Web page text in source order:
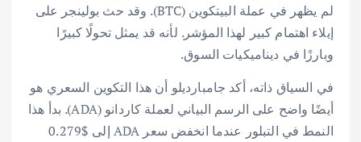
لم يظهر في عملة البيتكوين (BTC). وقد حث بولينجر على
إيلاء اهتمام كبير لهذا المؤشر. لأنه قد يمثل تحولًا كبيرًا
وبارزًا في ديناميكيات السوق.
في السياق ذاته، أكد جامبارديلو أن هذا التكوين السعري هو
أيضًا واضح على الرسم البياني لعملة كاردانو (ADA). بدأ هذا
النمط في التبلور عندما انخفض سعر ADA إلى $0.279